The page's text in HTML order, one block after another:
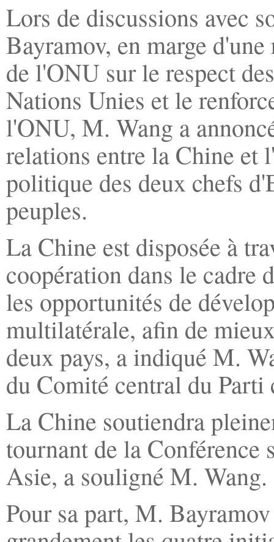
Lors de discussions avec
Bayramov, en marge
de l'ONU sur le respect
Nations Unies et le
l'ONU, M. Wang a
relations entre la Chine et
politique des deux chefs
peuples.
La Chine est disposée à
coopération dans le cadre
les opportunités de
multilatérale, afin de
deux pays, a indiqué M.
du Comité central du
La Chine soutiendra
tournant de la Conférence
Asie, a souligné M. Wang.
Pour sa part, M.